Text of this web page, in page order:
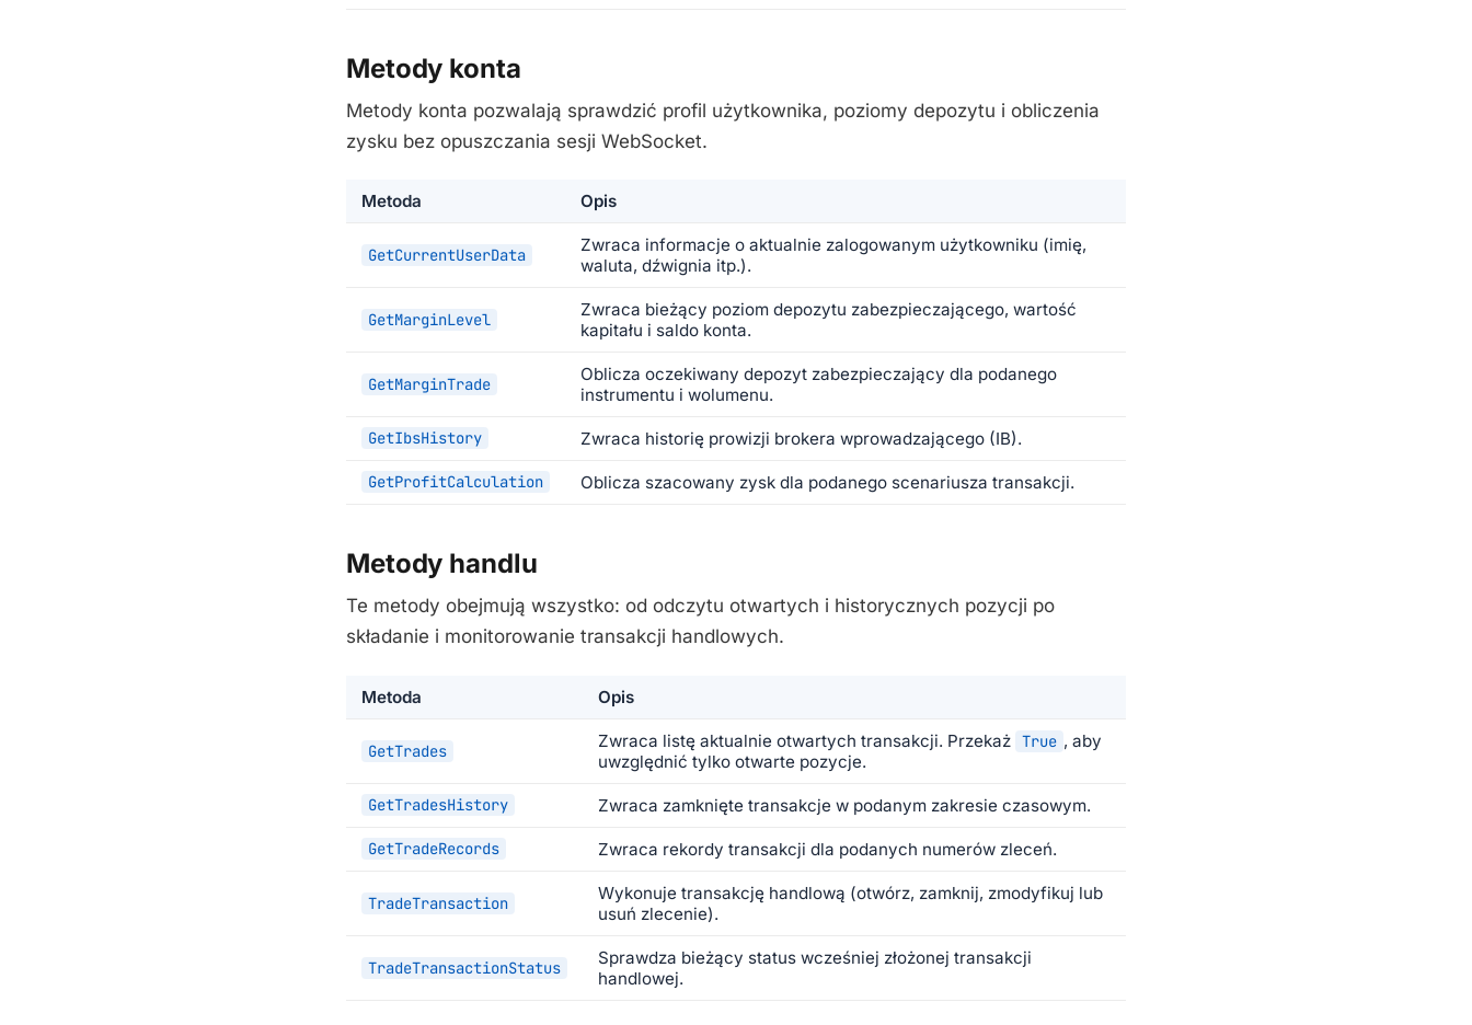
Metody konta
Metody konta pozwalają sprawdzić profil użytkownika, poziomy depozytu i obliczenia
zysku bez opuszczania sesji WebSocket.
Metoda Opis
GetCurrentUserData
Zwraca informacje o aktualnie zalogowanym użytkowniku (imię,
waluta, dźwignia itp.).
GetMarginLevel
Zwraca bieżący poziom depozytu zabezpieczającego, wartość
kapitału i saldo konta.
GetMarginTrade
Oblicza oczekiwany depozyt zabezpieczający dla podanego
instrumentu i wolumenu.
GetIbsHistory Zwraca historię prowizji brokera wprowadzającego (IB).
GetProfitCalculation Oblicza szacowany zysk dla podanego scenariusza transakcji.
Metody handlu
Te metody obejmują wszystko: od odczytu otwartych i historycznych pozycji po
składanie i monitorowanie transakcji handlowych.
Metoda Opis
GetTrades Zwraca listę aktualnie otwartych transakcji. Przekaż True , aby
uwzględnić tylko otwarte pozycje.
GetTradesHistory Zwraca zamknięte transakcje w podanym zakresie czasowym.
GetTradeRecords Zwraca rekordy transakcji dla podanych numerów zleceń.
TradeTransaction
Wykonuje transakcję handlową (otwórz, zamknij, zmodyfikuj lub
usuń zlecenie).
TradeTransactionStatus
Sprawdza bieżący status wcześniej złożonej transakcji
handlowej.